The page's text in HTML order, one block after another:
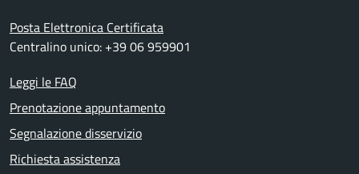
Posta Elettronica Certificata
Centralino unico: +39 06 959901
Leggi le FAQ
Prenotazione appuntamento
Segnalazione disservizio
Richiesta assistenza